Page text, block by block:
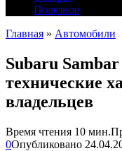
Полезное
Главная » Автомобили
Subaru
технические
владельцев
Время чтения 10 мин.
0Опубликовано